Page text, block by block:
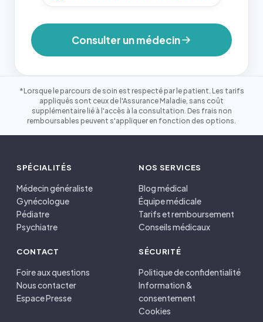
Consulter un médecin
*Lorsque le parcours de soin est respecté par le patient. Les tarifs
appliqués sont ceux de l'Assurance Maladie, sans coût
supplémentaire lié à l'accès à la consultation. Des frais non
remboursables peuvent s'appliquer en fonction des options.
SPÉCIALITÉS
Médecin généraliste
Gynécologue
Pédiatre
Psychiatre
NOS SERVICES
Blog médical
Équipe médicale
Tarifs et remboursement
Conseils médicaux
CONTACT
Foire aux questions
Nous contacter
Espace Presse
SÉCURITÉ
Politique de confidentialité
Information &
consentement
Cookies